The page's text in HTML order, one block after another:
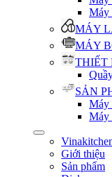
Máy
MÁY
MÁY
THIẾT
SẢN
Máy
Máy
Giới thiệu
Sản phẩm